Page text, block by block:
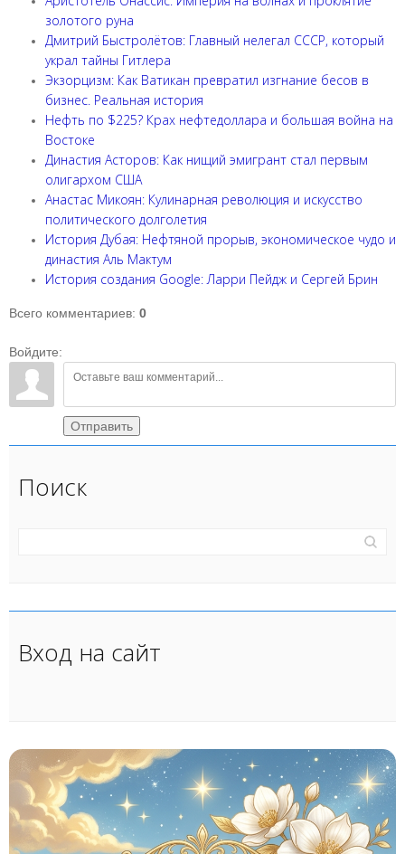
золотого руна
Дмитрий Быстролётов: Главный нелегал СССР, который
украл тайны Гитлера
Экзорцизм: Как Ватикан превратил изгнание бесов в
бизнес. Реальная история
Нефть по $225? Крах нефтедоллара и большая война на
Востоке
Династия Асторов: Как нищий эмигрант стал первым
олигархом США
Анастас Микоян: Кулинарная революция и искусство
политического долголетия
История Дубая: Нефтяной прорыв, экономическое чудо и
династия Аль Мактум
История создания Google: Ларри Пейдж и Сергей Брин
Всего комментариев: 0
Войдите:
Отправить
Поиск
Вход на сайт